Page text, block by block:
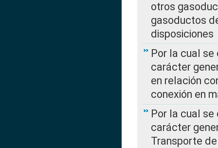
otros
gasoductos
disposiciones
Por la cual
carácter
en relación
conexión en
Por la cual
carácter
Transporte